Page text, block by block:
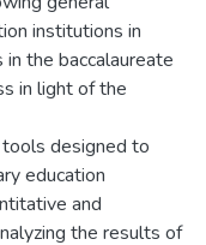
institutions in
the baccalaureate
in light of the
designed to
education
and
the results of